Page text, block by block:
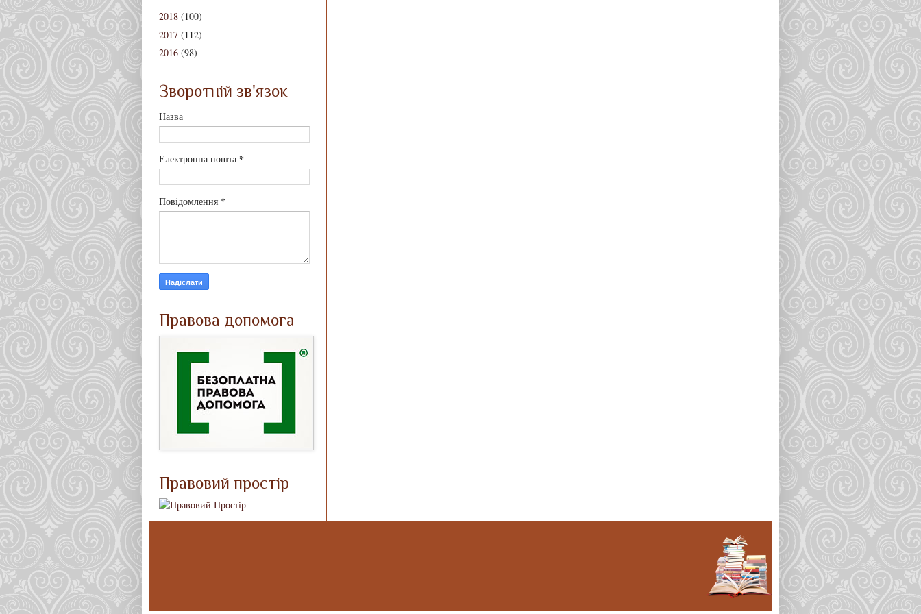
2018 (100)
2017 (112)
2016 (98)
Зворотній зв'язок
Назва
Електронна пошта *
Повідомлення *
Правова допомога
Правовий простір